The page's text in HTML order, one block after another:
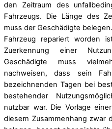
den Zeitraum des
Fahrzeugs. Die Länge des
muss der Geschädigte
Fahrzeug repariert worden
Zuerkennung einer
Geschädigte muss
nachweisen, dass sein
bezeichnenden Tagen bei
bestehender
nutzbar war. Die Vorlage
diesem Zusammenhang zwar